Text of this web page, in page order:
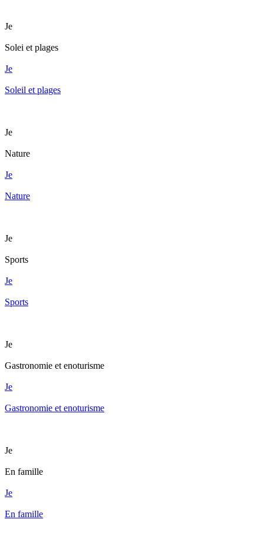
Je
Solei et plages
Je
Soleil et plages
Je
Nature
Je
Nature
Je
Sports
Je
Sports
Je
Gastronomie et enoturisme
Je
Gastronomie et enoturisme
Je
En famille
Je
En famille